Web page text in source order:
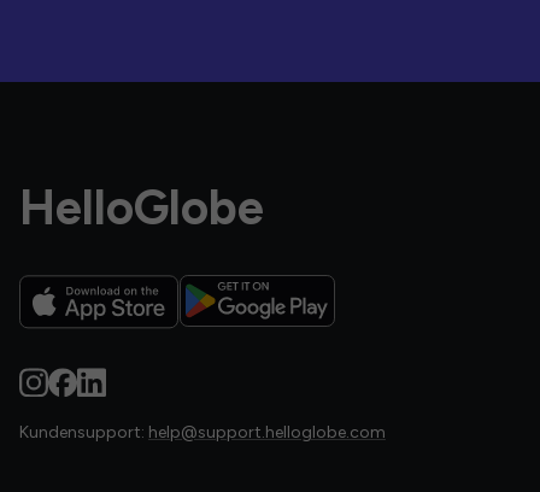
HelloGlobe
Kundensupport: help@support.helloglobe.com